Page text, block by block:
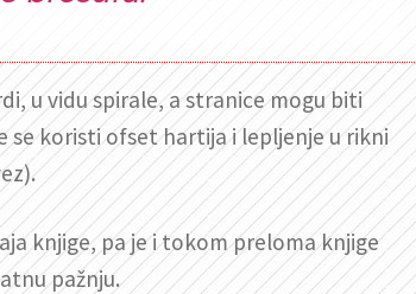
u vidu spirale, a stranice mogu biti
se koristi ofset hartija i lepljenje u rikni
knjige, pa je i tokom preloma knjige
pažnju.